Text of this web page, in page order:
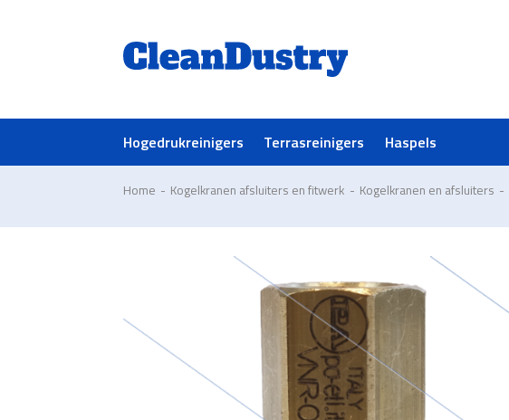
Hogedrukreinigers Terrasreinigers Haspels
Home - Kogelkranen afsluiters en fitwerk - Kogelkranen en afsluiters -